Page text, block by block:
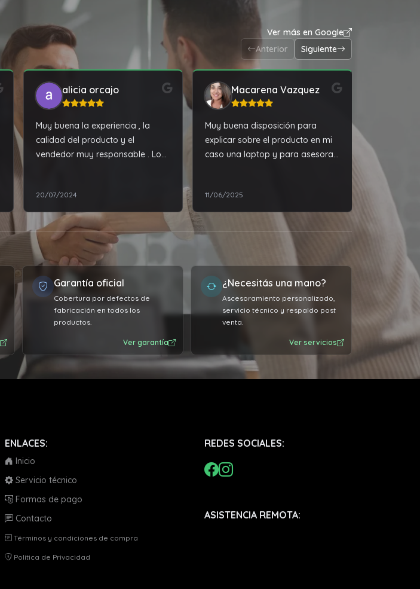
Ver más en Google
Anterior
Siguiente
alicia orcajo
Muy buena la experiencia , la
calidad del producto y el
vendedor muy responsable . Lo
20/07/2024
Macarena Vazquez
Muy buena disposición para
explicar sobre el producto en mi
caso una laptop y para asesorar
11/06/2025
para los
mi
altas
mano de
máquina
Ver
22/05/2024
Garantía oficial
Cobertura por defectos de
fabricación en todos los
productos.
Ver garantía
¿Necesitás una mano?
Ascesoramiento personalizado,
servicio técnico y respaldo post
venta.
Ver servicios
ENLACES:
Inicio
Servicio técnico
Formas de pago
Contacto
Términos y condiciones de compra
Política de Privacidad
REDES SOCIALES:
ASISTENCIA REMOTA: